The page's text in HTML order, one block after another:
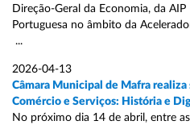
Direção-Geral da Economia, da AIP
Portuguesa no âmbito da
...
2026-04-13
Câmara Municipal de Mafra realiza
Comércio e Serviços: História e
No próximo dia 14 de abril, entre